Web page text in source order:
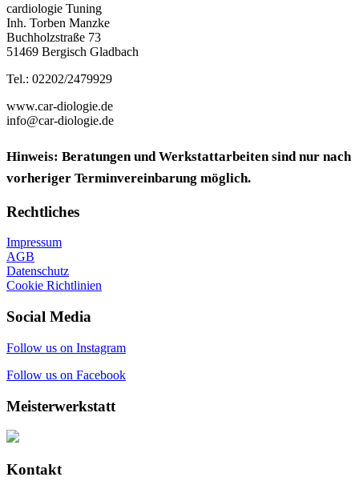
cardiologie Tuning
Inh. Torben Manzke
Buchholzstraße 73
51469 Bergisch Gladbach
Tel.: 02202/2479929
www.car-diologie.de
info@car-diologie.de
Hinweis: Beratungen und Werkstattarbeiten sind nur nach
vorheriger Terminvereinbarung möglich.
Rechtliches
Impressum
AGB
Datenschutz
Cookie Richtlinien
Social Media
Follow us on Instagram
Follow us on Facebook
Meisterwerkstatt
Kontakt